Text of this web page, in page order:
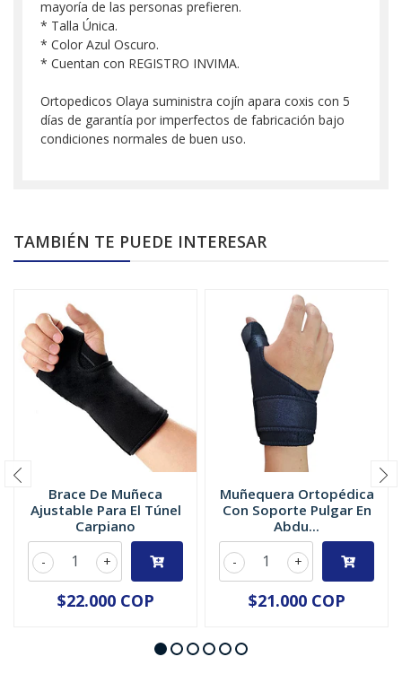
mayoría de las personas prefieren.
* Talla Única.
* Color Azul Oscuro.
* Cuentan con REGISTRO INVIMA.
Ortopedicos Olaya suministra cojín apara coxis con 5
días de garantía por imperfectos de fabricación bajo
condiciones normales de buen uso.
TAMBIÉN TE PUEDE INTERESAR
Brace De Muñeca
Ajustable Para El Túnel
Carpiano
+
-
$22.000 COP
Muñequera Ortopédica
Con Soporte Pulgar En
Abdu...
+
-
$21.000 COP